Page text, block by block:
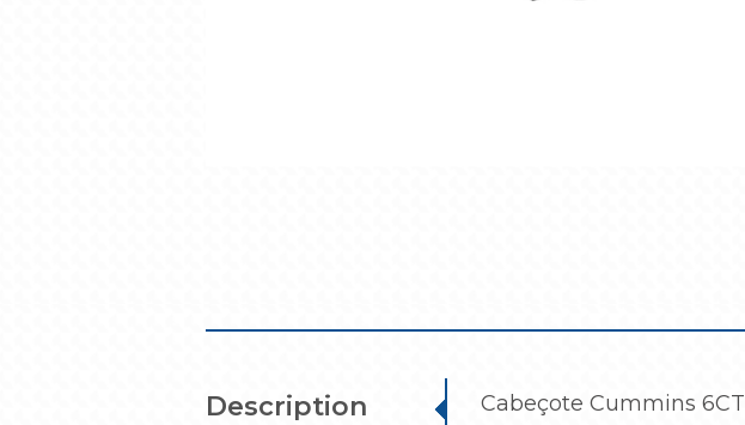
Description
Cabeçote Cummins 6CT